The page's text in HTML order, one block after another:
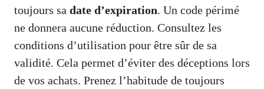
toujours sa date d’expiration. Un code périmé
ne donnera aucune réduction. Consultez les
conditions d’utilisation pour être sûr de sa
validité. Cela permet d’éviter des déceptions lors
de vos achats. Prenez l’habitude de toujours